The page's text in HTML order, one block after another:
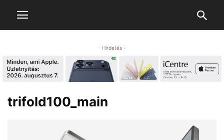
- Hirdetés -
trifold100_main